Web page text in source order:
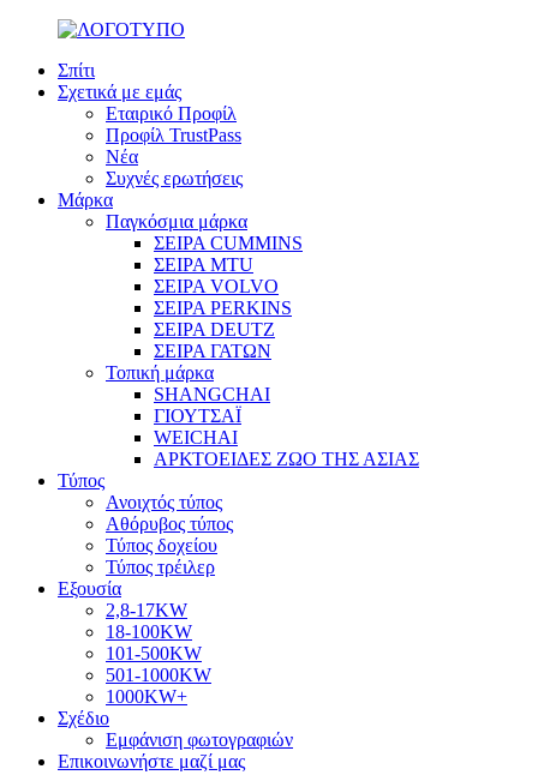
Σπίτι
Σχετικά με εμάς
Εταιρικό Προφίλ
Προφίλ TrustPass
Νέα
Συχνές ερωτήσεις
Μάρκα
Παγκόσμια μάρκα
ΣΕΙΡΑ CUMMINS
ΣΕΙΡΑ MTU
ΣΕΙΡΑ VOLVO
ΣΕΙΡΑ PERKINS
ΣΕΙΡΑ DEUTZ
ΣΕΙΡΑ ΓΑΤΩΝ
Τοπική μάρκα
SHANGCHAI
ΓΙΟΥΤΣΑΪ
WEICHAI
ΑΡΚΤΟΕΙΔΕΣ ΖΩΟ ΤΗΣ ΑΣΙΑΣ
Τύπος
Ανοιχτός τύπος
Αθόρυβος τύπος
Τύπος δοχείου
Τύπος τρέιλερ
Εξουσία
2,8-17KW
18-100KW
101-500KW
501-1000KW
1000KW+
Σχέδιο
Εμφάνιση φωτογραφιών
Επικοινωνήστε μαζί μας